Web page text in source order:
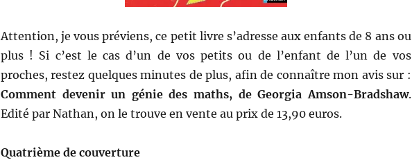
Attention, je vous préviens, ce petit livre s’adresse aux enfants de 8 ans ou
plus ! Si c’est le cas d’un de vos petits ou de l’enfant de l’un de vos
proches, restez quelques minutes de plus, afin de connaître mon avis sur :
Comment devenir un génie des maths, de Georgia Amson-Bradshaw.
Edité par Nathan, on le trouve en vente au prix de 13,90 euros.
Quatrième de couverture